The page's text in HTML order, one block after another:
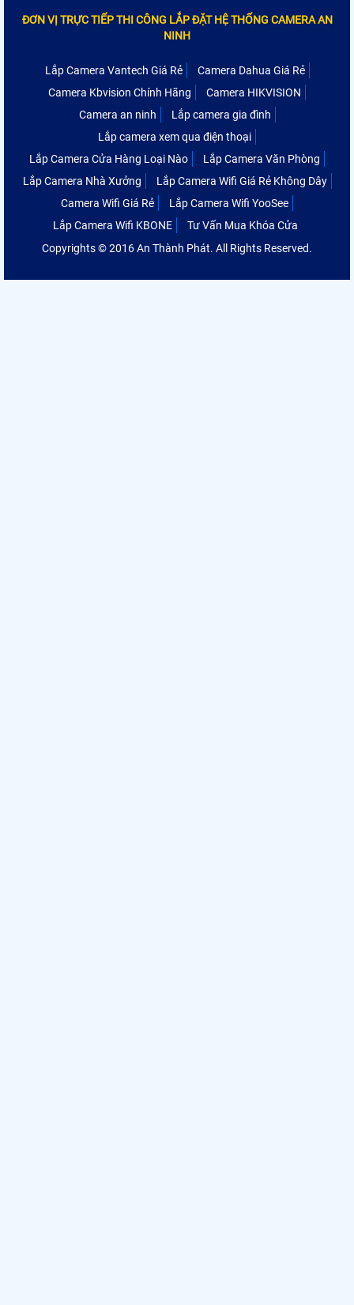
ĐƠN VỊ TRỰC TIẾP THI CÔNG LẮP ĐẶT HỆ THỐNG CAMERA AN
NINH
Lắp Camera Vantech Giá Rẻ
Camera Dahua Giá Rẻ
Camera Kbvision Chính Hãng
Camera HIKVISION
Camera an ninh
Lắp camera gia đình
Lắp camera xem qua điện thoại
Lắp Camera Cửa Hàng Loại Nào
Lắp Camera Văn Phòng
Lắp Camera Nhà Xưởng
Lắp Camera Wifi Giá Rẻ Không Dây
Camera Wifi Giá Rẻ
Lắp Camera Wifi YooSee
Lắp Camera Wifi KBONE
Tư Vấn Mua Khóa Cửa
Copyrights © 2016 An Thành Phát. All Rights Reserved.